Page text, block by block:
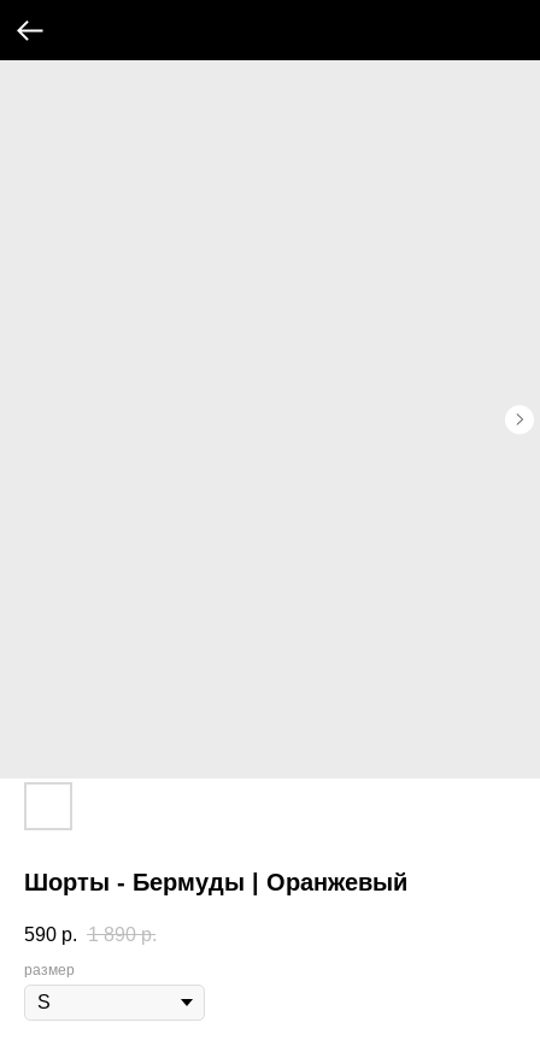
Шорты - Бермуды | Оранжевый
590 р. 1 890 р.
размер